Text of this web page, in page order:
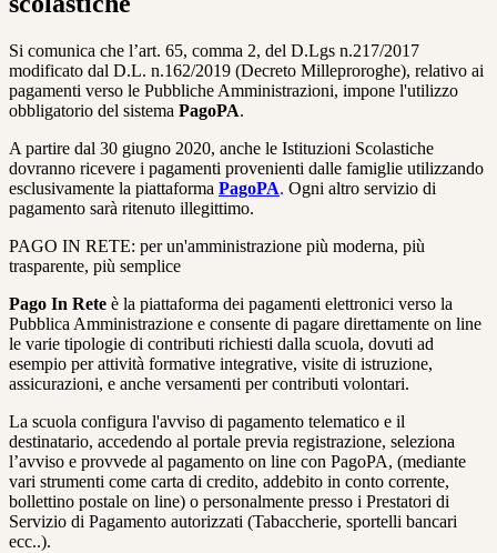
Si comunica che l’art. 65, comma 2, del D.Lgs n.217/2017
modificato dal D.L. n.162/2019 (Decreto Milleproroghe), relativo ai
pagamenti verso le Pubbliche Amministrazioni, impone l'utilizzo
obbligatorio del sistema PagoPA.
A partire dal 30 giugno 2020, anche le Istituzioni Scolastiche
dovranno ricevere i pagamenti provenienti dalle famiglie utilizzando
esclusivamente la piattaforma PagoPA. Ogni altro servizio di
pagamento sarà ritenuto illegittimo.
PAGO IN RETE: per un'amministrazione più moderna, più
trasparente, più semplice
Pago In Rete è la piattaforma dei pagamenti elettronici verso la
Pubblica Amministrazione e consente di pagare direttamente on line
le varie tipologie di contributi richiesti dalla scuola, dovuti ad
esempio per attività formative integrative, visite di istruzione,
assicurazioni, e anche versamenti per contributi volontari.
La scuola configura l'avviso di pagamento telematico e il
destinatario, accedendo al portale previa registrazione, seleziona
l’avviso e provvede al pagamento on line con PagoPA, (mediante
vari strumenti come carta di credito, addebito in conto corrente,
bollettino postale on line) o personalmente presso i Prestatori di
Servizio di Pagamento autorizzati (Tabaccherie, sportelli bancari
ecc..).